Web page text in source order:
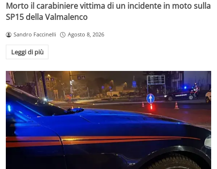
Morto il carabiniere vittima di un incidente in moto sulla
SP15 della Valmalenco
Sandro Faccinelli Agosto 8, 2026
Leggi di più